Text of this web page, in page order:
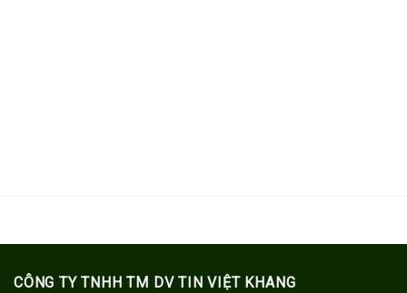
CÔNG TY TNHH TM DV TIN VIỆT KHANG